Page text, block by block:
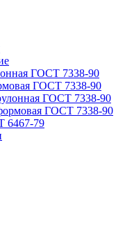
ГОСТ 7338-90
ГОСТ 7338-90
ГОСТ 7338-90
ГОСТ 7338-90
6467-79